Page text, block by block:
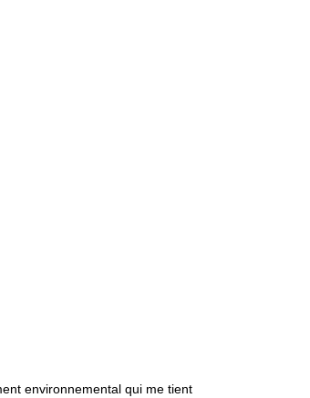
environnemental qui me tient